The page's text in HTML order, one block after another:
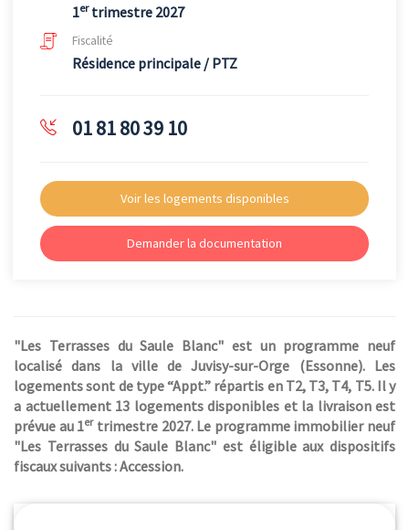
1ertrimestre 2027
Fiscalité
Résidence principale / PTZ
01 81 80 39 10
Voir les logements disponibles
Demander la documentation
"Les Terrasses du Saule Blanc" est un programme neuf
localisé dans la ville de Juvisy-sur-Orge (Essonne). Les
logements sont de type “Appt.” répartis en T2, T3, T4, T5. Il y
a actuellement 13 logements disponibles et la livraison est
prévue au 1ertrimestre 2027. Le programme immobilier neuf
"Les Terrasses du Saule Blanc" est éligible aux dispositifs
fiscaux suivants : Accession.